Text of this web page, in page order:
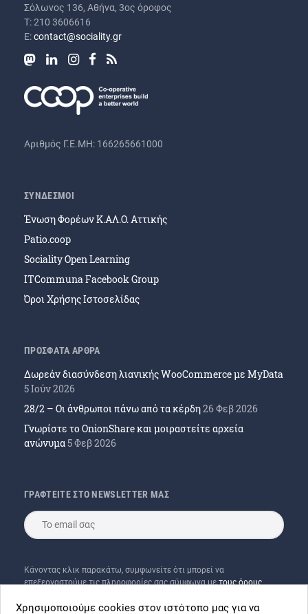
Σόλωνος 136, Αθήνα, 3ος όροφος
Τ: 210 3606616
Ε:contact@sociality.gr
Αριθμός Γ.Ε.ΜΗ: 166265661000
ΣΥΝΔΕΣΜΟΙ
Ένωση Φορέων Κ.ΑΛ.Ο. Αττικής
Patio.coop
Sociality Open Learning
ITCommuna Facebook Group
Όροι Χρήσης Ιστοσελίδας
ΠΡΟΣΦΑΤΑ ΑΡΘΡΑ
Δωρεάν διασύνδεση λιανικής WooCommerce με MyData
5 Ιούν 2026
28/2 – Οι άνθρωποι πάνω από τα κέρδη26 Φεβ 2026
Γνωρίστε το OnionShare και μοιραστείτε αρχεία
ανώνυμα5 Φεβ 2026
ΓΡΑΦΤΕΙΤΕ ΣΤΟ NEWSLETTER ΜΑΣ
Κάνοντας κλικ παρακάτω, συμφωνείτε ότι μπορεί να
επεξεργαστούμε τις πληροφορίες σας σύμφωνα με τους όρους
Χρησιμοποιούμε cookies στον ιστότοπο μας για να